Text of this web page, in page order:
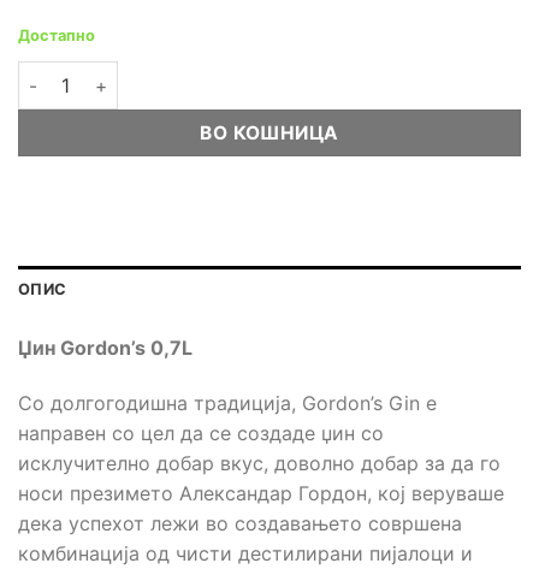
Достапно
Џин Gordon’s 0,7L количина
ВО КОШНИЦА
ОПИС
Џин Gordon’s 0,7L
Со долгогодишна традиција, Gordon’s Gin е
направен со цел да се создаде џин со
исклучително добар вкус, доволно добар за да го
носи презимето Александар Гордон, кој веруваше
дека успехот лежи во создавањето совршена
комбинација од чисти дестилирани пијалоци и